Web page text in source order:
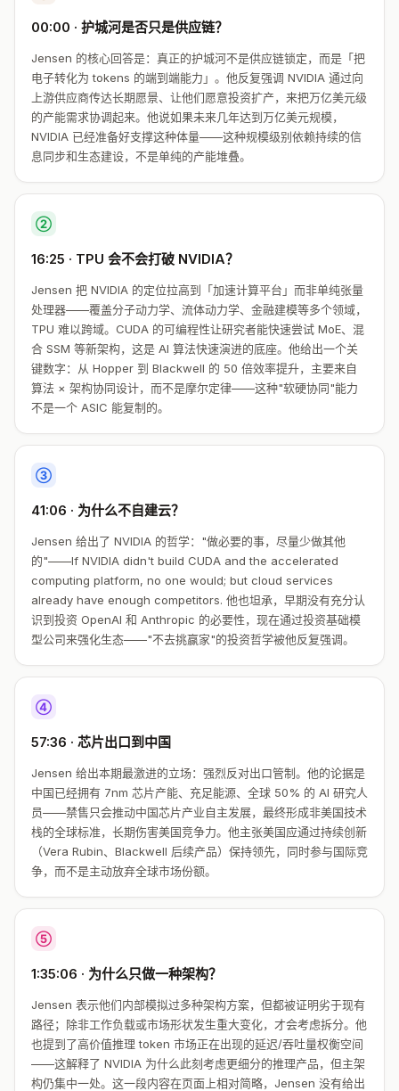
00:00 · 护城河是否只是供应链？
Jensen 的核心回答是：真正的护城河不是供应链锁定，而是「把
电子转化为 tokens 的端到端能力」。他反复强调 NVIDIA 通过向
上游供应商传达长期愿景、让他们愿意投资扩产，来把万亿美元级
的产能需求协调起来。他说如果未来几年达到万亿美元规模，
NVIDIA 已经准备好支撑这种体量——这种规模级别依赖持续的信
息同步和生态建设，不是单纯的产能堆叠。
②
16:25 · TPU 会不会打破 NVIDIA？
Jensen 把 NVIDIA 的定位拉高到「加速计算平台」而非单纯张量
处理器——覆盖分子动力学、流体动力学、金融建模等多个领域，
TPU 难以跨域。CUDA 的可编程性让研究者能快速尝试 MoE、混
合 SSM 等新架构，这是 AI 算法快速演进的底座。他给出一个关
键数字：从 Hopper 到 Blackwell 的 50 倍效率提升，主要来自
算法 × 架构协同设计，而不是摩尔定律——这种"软硬协同"能力
不是一个 ASIC 能复制的。
③
41:06 · 为什么不自建云？
Jensen 给出了 NVIDIA 的哲学："做必要的事，尽量少做其他
的"——If NVIDIA didn't build CUDA and the accelerated
computing platform, no one would; but cloud services
already have enough competitors. 他也坦承，早期没有充分认
识到投资 OpenAI 和 Anthropic 的必要性，现在通过投资基础模
型公司来强化生态——"不去挑赢家"的投资哲学被他反复强调。
④
57:36 · 芯片出口到中国
Jensen 给出本期最激进的立场：强烈反对出口管制。他的论据是
中国已经拥有 7nm 芯片产能、充足能源、全球 50% 的 AI 研究人
员——禁售只会推动中国芯片产业自主发展，最终形成非美国技术
栈的全球标准，长期伤害美国竞争力。他主张美国应通过持续创新
（Vera Rubin、Blackwell 后续产品）保持领先，同时参与国际竞
争，而不是主动放弃全球市场份额。
⑤
1:35:06 · 为什么只做一种架构？
Jensen 表示他们内部模拟过多种架构方案，但都被证明劣于现有
路径；除非工作负载或市场形状发生重大变化，才会考虑拆分。他
也提到了高价值推理 token 市场正在出现的延迟/吞吐量权衡空间
——这解释了 NVIDIA 为什么此刻考虑更细分的推理产品，但主架
构仍集中一处。这一段内容在页面上相对简略，Jensen 没有给出